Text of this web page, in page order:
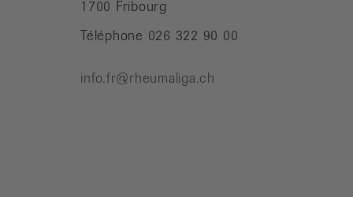
1700 Fribourg
Téléphone 026 322 90 00
info.fr@rheumaliga.ch